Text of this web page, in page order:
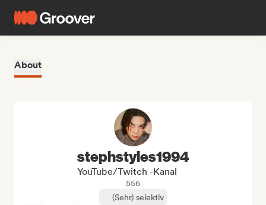
About
stephstyles1994
YouTube/Twitch -Kanal
556
(Sehr) selektiv